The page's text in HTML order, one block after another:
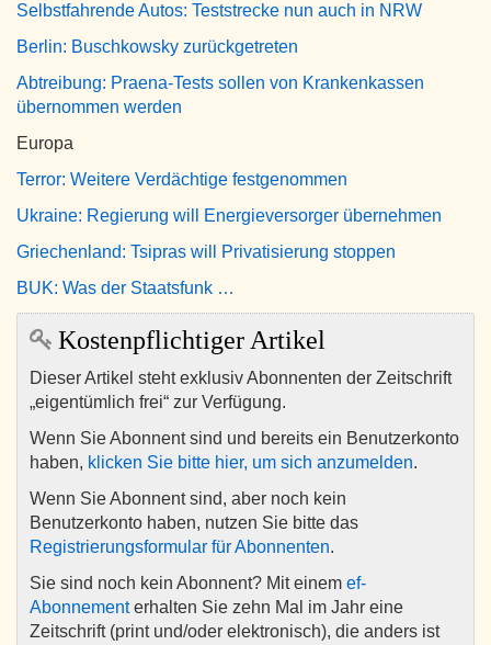
Selbstfahrende Autos: Teststrecke nun auch in NRW
Berlin: Buschkowsky zurückgetreten
Abtreibung: Praena-Tests sollen von Krankenkassen
übernommen werden
Europa
Terror: Weitere Verdächtige festgenommen
Ukraine: Regierung will Energieversorger übernehmen
Griechenland: Tsipras will Privatisierung stoppen
BUK: Was der Staatsfunk …
Kostenpflichtiger Artikel
Dieser Artikel steht exklusiv Abonnenten der Zeitschrift
„eigentümlich frei“ zur Verfügung.
Wenn Sie Abonnent sind und bereits ein Benutzerkonto
haben, klicken Sie bitte hier, um sich anzumelden.
Wenn Sie Abonnent sind, aber noch kein
Benutzerkonto haben, nutzen Sie bitte das
Registrierungsformular für Abonnenten.
Sie sind noch kein Abonnent? Mit einem ef-
Abonnementerhalten Sie zehn Mal im Jahr eine
Zeitschrift (print und/oder elektronisch), die anders ist